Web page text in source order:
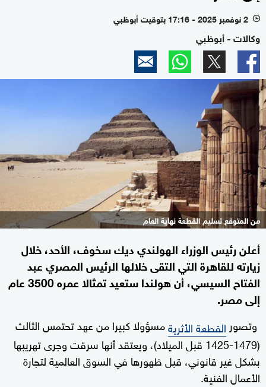
l 2 نوفمبر 2025 - 17:16 بتوقيت أبوظبي
وكالات - أبوظبي
من المتوقع تسليم القطعة نهاية العام
أعلن رئيس الوزراء الهولندي ديك سخوف، الأحد، خلال
زيارته للقاهرة التي التقى خلالها الرئيس المصري عبد
الفتاح السيسي، أن هولندا ستعيد تمثالا عمره 3500 عام
إلى مصر.
وتصور القطعة الأثريةمسؤولا كبيرا من عهد تحتمس الثالث
(1479-1425 قبل الميلاد)، ويعتقد أنها سرقت وجرى تهريبها
بشكل غير قانوني، قبل ظهورها في السوق العالمية لتجارة
الأعمال الفنية.